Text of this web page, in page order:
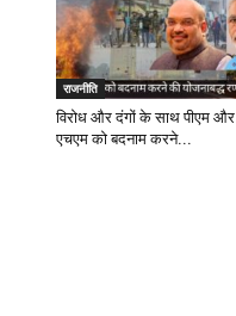
राजनीति
विरोध और दंगों के साथ पीएम और
एचएम को बदनाम करने...